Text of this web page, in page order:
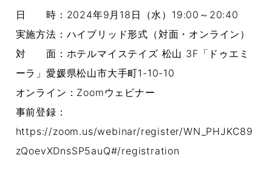
日 時：2024年9月18日（水）19:00～20:40
実施方法：ハイブリッド形式（対面・オンライン）
対 面：ホテルマイステイズ 松山 3F「ドゥエミ
ーラ」愛媛県松山市大手町1-10-10
オンライン：Zoomウェビナー
事前登録：
https://zoom.us/webinar/register/WN_PHJKC89
zQoevXDnsSP5auQ#/registration